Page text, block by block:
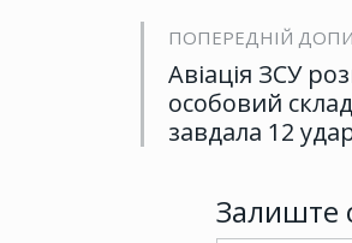
ПОПЕРЕДНІЙ
Авіація ЗСУ
особовий
завдала 12
Залиште